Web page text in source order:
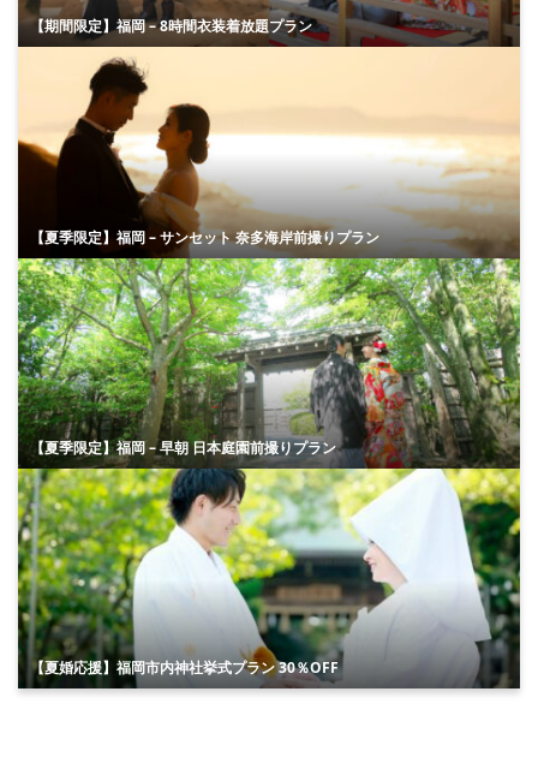
【期間限定】福岡 – 8時間衣装着放題プラン
【夏季限定】福岡 – サンセット 奈多海岸前撮りプラン
【夏季限定】福岡 – 早朝 日本庭園前撮りプラン
【夏婚応援】福岡市内神社挙式プラン 30％OFF